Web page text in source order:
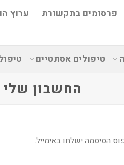
פרסומים בתקשורת ערוץ
טיפולים אסתטיים
החשבון שלי
הסיסמה ישלחו באימייל.